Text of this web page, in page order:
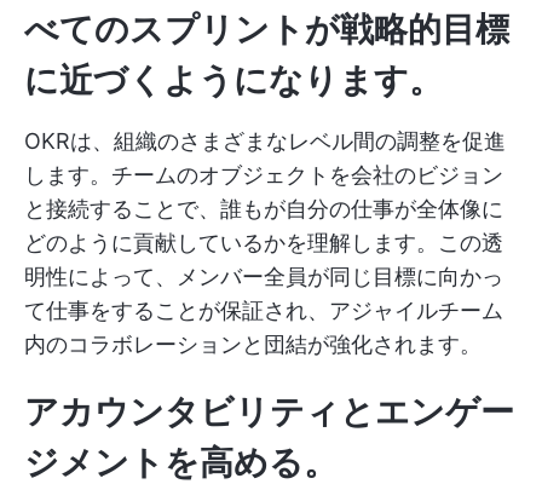
べてのスプリントが戦略的目標
に近づくようになります。
OKRは、組織のさまざまなレベル間の調整を促進
します。チームのオブジェクトを会社のビジョン
と接続することで、誰もが自分の仕事が全体像に
どのように貢献しているかを理解します。この透
明性によって、メンバー全員が同じ目標に向かっ
て仕事をすることが保証され、アジャイルチーム
内のコラボレーションと団結が強化されます。
アカウンタビリティとエンゲー
ジメントを高める。